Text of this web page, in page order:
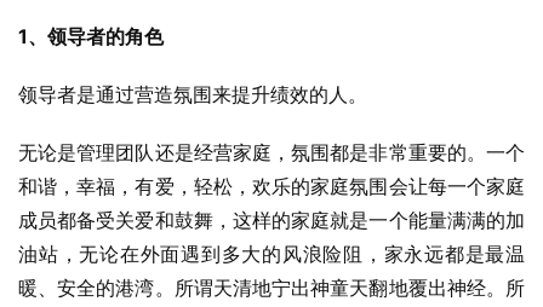
1、领导者的角色
领导者是通过营造氛围来提升绩效的人。
无论是管理团队还是经营家庭，氛围都是非常重要的。一个
和谐，幸福，有爱，轻松，欢乐的家庭氛围会让每一个家庭
成员都备受关爱和鼓舞，这样的家庭就是一个能量满满的加
油站，无论在外面遇到多大的风浪险阻，家永远都是最温
暖、安全的港湾。所谓天清地宁出神童天翻地覆出神经。所